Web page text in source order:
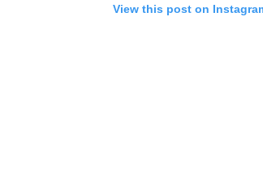
View this post on